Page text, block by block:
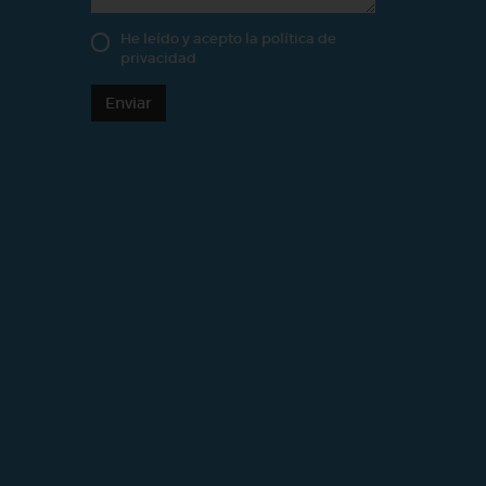
He leído y acepto la política de
privacidad
Enviar